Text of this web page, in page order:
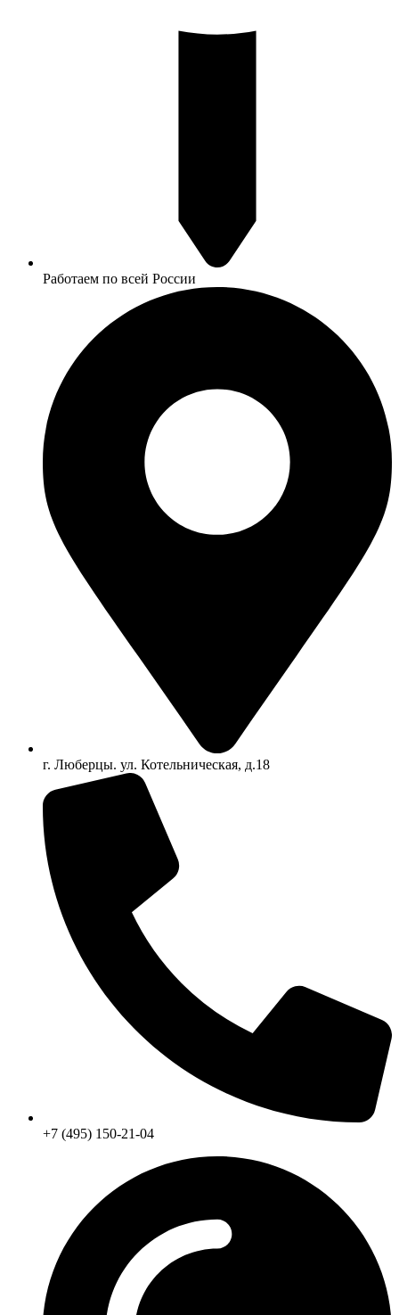
Работаем по всей России
г. Люберцы. ул. Котельническая, д.18
+7 (495) 150-21-04